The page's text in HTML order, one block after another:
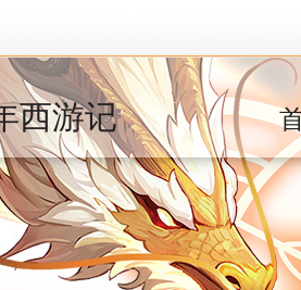
西游记